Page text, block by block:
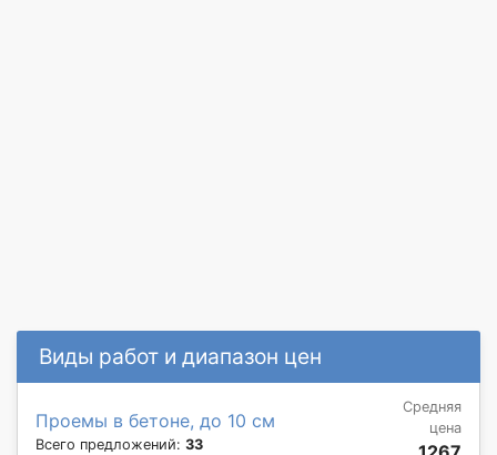
Виды работ и диапазон цен
Проемы в бетоне, до 10 см
Всего предложений: 33
Средняя
цена